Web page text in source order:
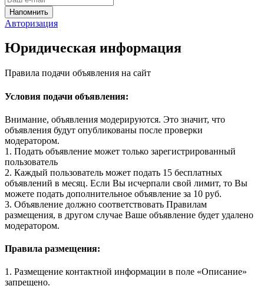
Авторизация
Юридическая информация
Правила подачи объявления на сайт
Условия подачи объявления:
Внимание, объявления модерируются. Это значит, что
объявления будут опубликованы после проверки
модератором.
1. Подать объявление может только зарегистрированный
пользователь
2. Каждый пользователь может подать 15 бесплатных
объявлений в месяц. Если Вы исчерпали свой лимит, то Вы
можете подать дополнительное объявление за 10 руб.
3. Объявление должно соответствовать Правилам
размещения, в другом случае Ваше объявление будет удалено
модератором.
Правила размещения:
1. Размещение контактной информации в поле «Описание»
запрещено.